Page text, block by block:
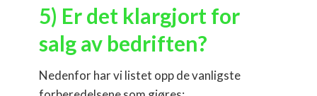
5) Er det klargjort for
salg av bedriften?
Nedenfor har vi listet opp de vanligste